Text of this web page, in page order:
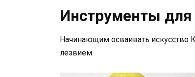
Инструменты для
Начинающим осваивать искусство
лезвием.